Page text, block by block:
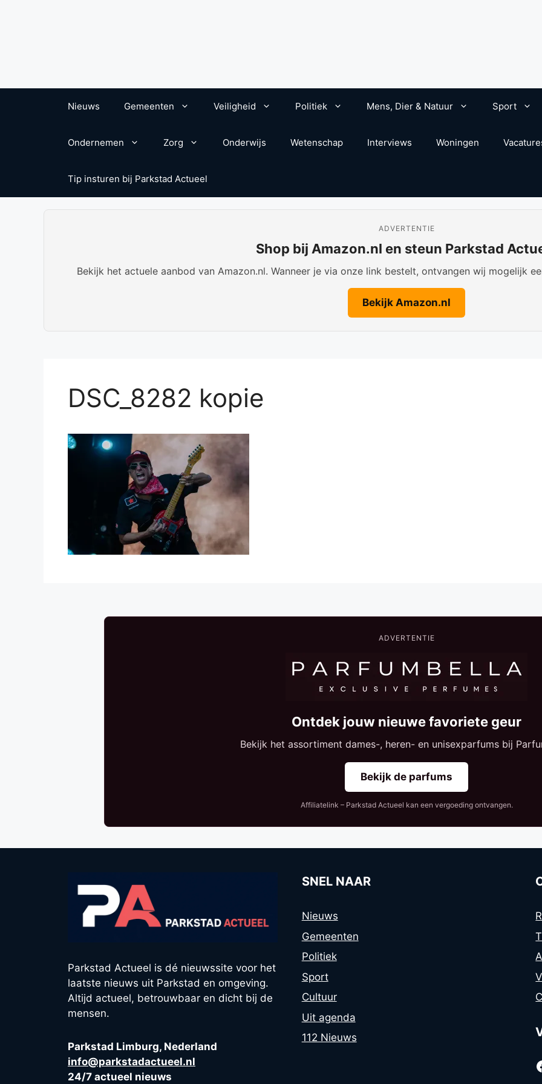
Nieuws Gemeenten Veiligheid Politiek Mens, Dier & Natuur Sport
Ondernemen Zorg Onderwijs Wetenschap Interviews Woningen
Tip insturen bij Parkstad Actueel
ADVERTENTIE
Shop bij Amazon.nl en steun Parkstad
Bekijk het actuele aanbod van Amazon.nl. Wanneer je via onze link bestelt, ontvangen wij mogelijk
Bekijk Amazon.nl
DSC_8282 kopie
ADVERTENTIE
Ontdek jouw nieuwe favoriete geur
Bekijk het assortiment dames-, heren- en unisexparfums bij
Bekijk de parfums
Affiliatelink – Parkstad Actueel kan een vergoeding ontvangen.
Parkstad Actueel is dé nieuwssite voor het
laatste nieuws uit Parkstad en omgeving.
Altijd actueel, betrouwbaar en dicht bij de
mensen.
Parkstad Limburg, Nederland
info@parkstadactueel.nl
24/7 actueel nieuws
SNEL NAAR
Nieuws
Gemeenten
Politiek
Sport
Cultuur
Uit agenda
112 Nieuws